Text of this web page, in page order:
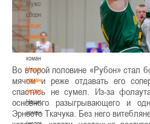
Мужские
сборные
Национальная
команда
Национальная
команда
Национальная
команда
(история)
Национальная
команда
Во второй половине «Рубон» стал
мячом и реже отдавать его
спастись не сумел. Из-за
основного разыгрывающего и
Эрнесто Ткачука. Без него